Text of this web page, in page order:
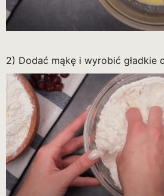
2) Dodać mąkę i wyrobić gładkie